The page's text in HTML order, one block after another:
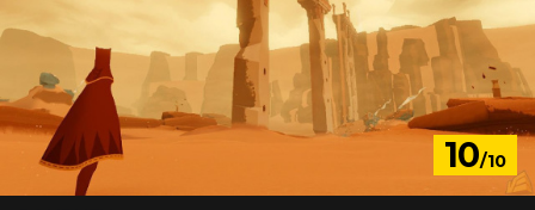
10/10